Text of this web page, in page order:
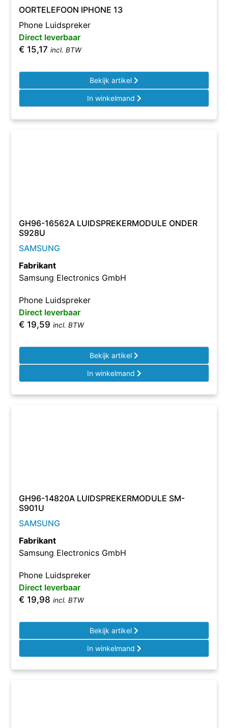
OORTELEFOON IPHONE 13
Phone Luidspreker
Direct leverbaar
€ 15,17 incl. BTW
Bekijk artikel
In winkelmand
GH96-16562A LUIDSPREKERMODULE ONDER
S928U
SAMSUNG
Fabrikant
Samsung Electronics GmbH
Phone Luidspreker
Direct leverbaar
€ 19,59 incl. BTW
Bekijk artikel
In winkelmand
GH96-14820A LUIDSPREKERMODULE SM-
S901U
SAMSUNG
Fabrikant
Samsung Electronics GmbH
Phone Luidspreker
Direct leverbaar
€ 19,98 incl. BTW
Bekijk artikel
In winkelmand